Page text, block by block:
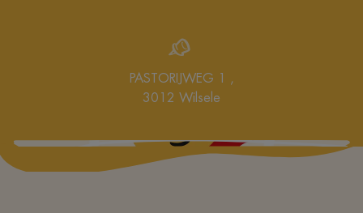
PASTORIJWEG 1 ,
3012 Wilsele